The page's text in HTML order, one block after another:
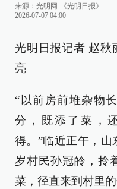
来源： 光明网-《光明日报》
2026-07-07 04:00
光明日报记者 赵秋
亮
“以前房前堆杂物
分，既添了菜，
得。”临近正午，山
岁村民孙冠皊，拎
菜，径直来到村里